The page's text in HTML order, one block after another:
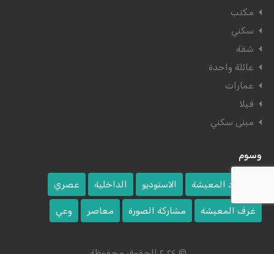
مكتب
سكني
شقة
عائلة واحدة
عمارات
فيلا
مبنى سكني
وسوم
اقتصاد المعيشة الاستوديو الداخلية عصري
غرف المعيشة مشاركة الصورة معاصر وعي